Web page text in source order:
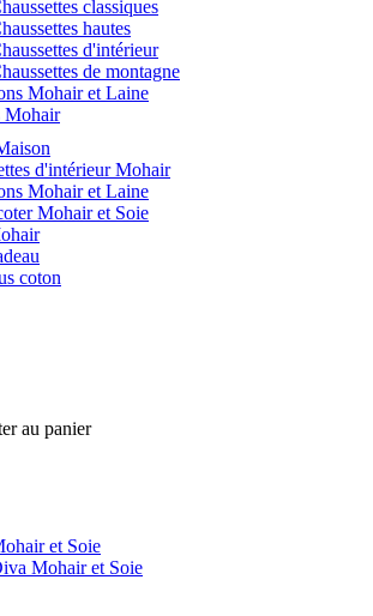
classiques
hautes
d'intérieur
de montagne
Mohair et Laine
Mohair
d'intérieur Mohair
Mohair et Laine
Mohair et Soie
coton
au panier
et Soie
Mohair et Soie